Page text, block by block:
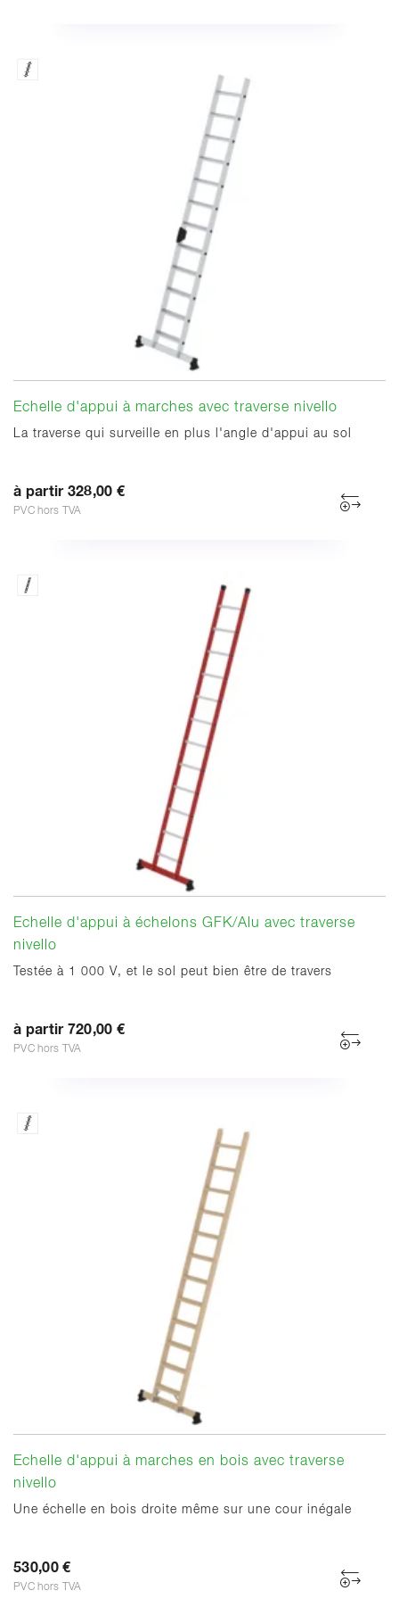
Echelle d'appui à marches avec traverse nivello
La traverse qui surveille en plus l'angle d'appui au sol
à partir 328,00 €
PVC hors TVA
Echelle d'appui à échelons GFK/Alu avec traverse
nivello
Testée à 1 000 V, et le sol peut bien être de travers
à partir 720,00 €
PVC hors TVA
Echelle d'appui à marches en bois avec traverse
nivello
Une échelle en bois droite même sur une cour inégale
530,00 €
PVC hors TVA